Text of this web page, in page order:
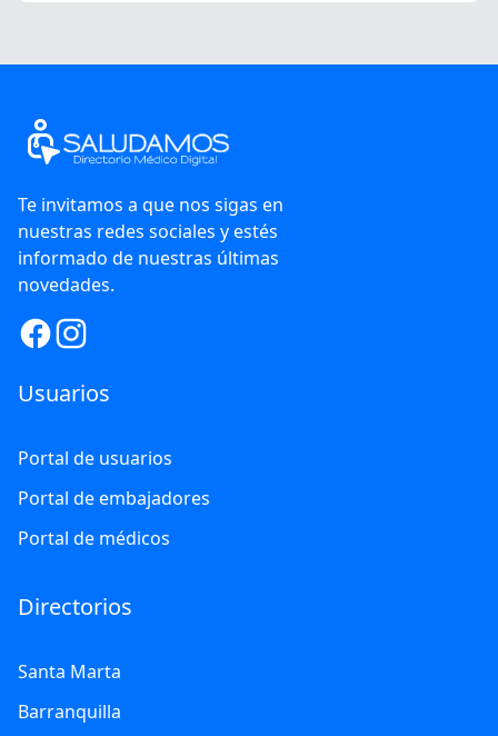
Te invitamos a que nos sigas en
nuestras redes sociales y estés
informado de nuestras últimas
novedades.
Usuarios
Portal de usuarios
Portal de embajadores
Portal de médicos
Directorios
Santa Marta
Barranquilla